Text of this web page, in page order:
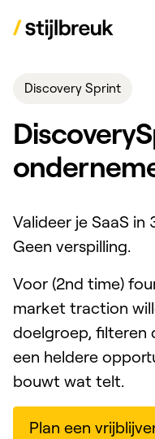
Discovery Sprint
Discovery
Valideer je SaaS in
Geen verspilling.
Voor (2nd time)
market traction
doelgroep, filteren
een heldere
bouwt wat telt.
Plan een